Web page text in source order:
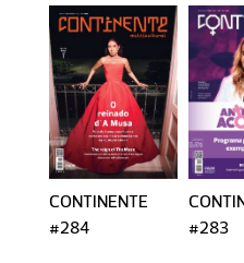
CONTINENTE
#284
#283